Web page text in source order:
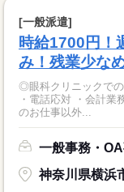
[一般派遣]
時給1700円
み！残業少な
◎眼科クリニックでの事務のお仕事 ・検
・電話応対 ・会計業務
のお仕事以外...
一般事務・
神奈川県横浜